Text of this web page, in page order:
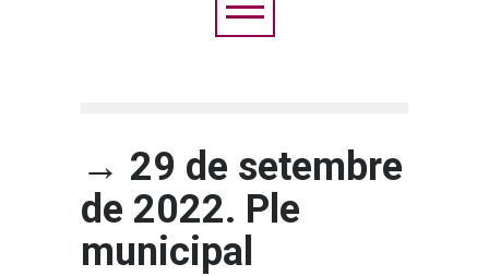
→ 29 de setembre
de 2022. Ple
municipal